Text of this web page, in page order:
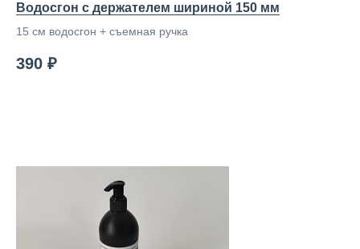
Водосгон с держателем шириной 150 мм
15 см водосгон + съемная ручка
390 ₽